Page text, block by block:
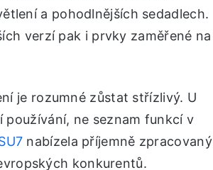
a pohodlnějších sedadlech.
verzí pak i prvky zaměřené na
je rozumné zůstat střízlivý. U
ne seznam funkcí v
nabízela příjemně zpracovaný
konkurentů.